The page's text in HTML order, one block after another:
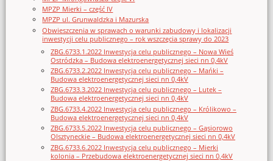
MPZP Mierki – część IV
MPZP ul. Grunwaldzka i Mazurska
Obwieszczenia w sprawach o warunki zabudowy i lokalizacji
inwestycji celu publicznego – rok wszczęcia sprawy do 2023
ZBG.6733.1.2022 Inwestycja celu publicznego – Nowa Wieś
Ostródzka – Budowa elektroenergetycznej sieci nn 0,4kV
ZBG.6733.2.2022 Inwestycja celu publicznego – Mańki –
Budowa elektroenergetycznej sieci nn 0,4kV
ZBG.6733.3.2022 Inwestycja celu publicznego – Lutek –
Budowa elektroenergetycznej sieci nn 0,4kV
ZBG.6733.4.2022 Inwestycja celu publicznego – Królikowo –
Budowa elektroenergetycznej sieci nn 0,4kV
ZBG.6733.5.2022 Inwestycja celu publicznego – Gąsiorowo
Olsztyneckie – Budowa elektroenergetycznej sieci nn 0,4kV
ZBG.6733.6.2022 Inwestycja celu publicznego – Mierki
kolonia – Przebudowa elektroenergetycznej sieci nn 0,4kV